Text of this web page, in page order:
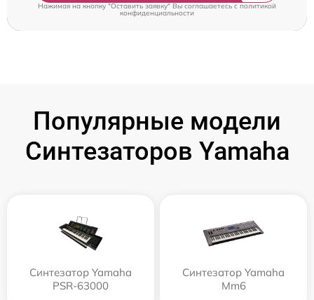
Нажимая на кнопку "Оставить заявку" Вы соглашаетесь cполитикой
конфиденциальности
Популярные модели
Синтезаторов Yamaha
Синтезатор Yamaha
PSR-63000
Синтезатор Yamaha
Mm6